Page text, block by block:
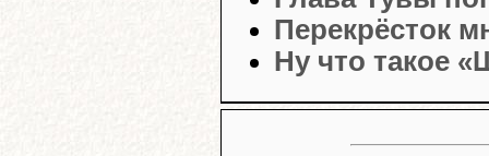
Перекрёсток
Ну что такое